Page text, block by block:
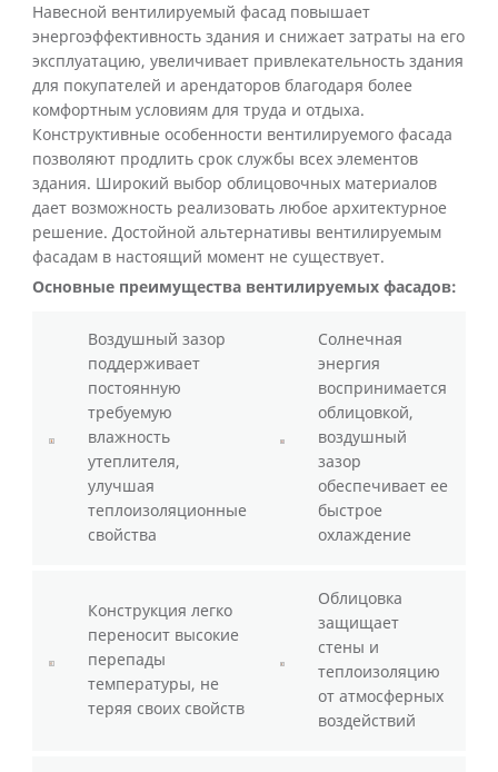
Навесной вентилируемый фасад повышает
энергоэффективность здания и снижает затраты на его
эксплуатацию, увеличивает привлекательность здания
для покупателей и арендаторов благодаря более
комфортным условиям для труда и отдыха.
Конструктивные особенности вентилируемого фасада
позволяют продлить срок службы всех элементов
здания. Широкий выбор облицовочных материалов
дает возможность реализовать любое архитектурное
решение. Достойной альтернативы вентилируемым
фасадам в настоящий момент не существует.
Основные преимущества вентилируемых фасадов:
Воздушный зазор
поддерживает
постоянную
требуемую
влажность
утеплителя,
улучшая
теплоизоляционные
свойства
Солнечная
энергия
воспринимается
облицовкой,
воздушный
зазор
обеспечивает ее
быстрое
охлаждение
Конструкция легко
переносит высокие
перепады
температуры, не
теряя своих свойств
Облицовка
защищает
стены и
теплоизоляцию
от атмосферных
воздействий